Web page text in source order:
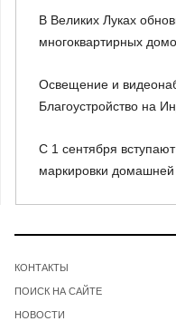
В Великих Луках
многоквартирных
Освещение и
Благоустройство на
С 1 сентября
маркировки домашней
КОНТАКТЫ
ПОИСК НА САЙТЕ
НОВОСТИ